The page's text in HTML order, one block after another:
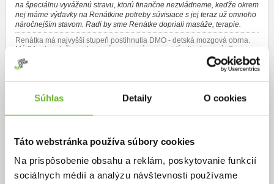
Súhlas Detaily O cookies
Táto webstránka používa súbory cookies
Na prispôsobenie obsahu a reklám, poskytovanie funkcií
sociálnych médií a analýzu návštevnosti používame
na špeciálnu vyváženú stravu, ktorú finančne nezvládneme, keďže okrem
nej máme výdavky na Renátkine potreby súvisiace s jej teraz už omnoho
náročnejším stavom. Radi by sme Renátke dopriali masáže, terapie.
Renátka má najvyšší stupeň postihnutia DMO - detská mozgová obrna.
Má 24 rokov..ležiaca, krmená, nerozpráva, nesedí, plienkovaná. Sama
nie je schopná žiadneho úkonu, so všetkým je odkázaná na moju
starostlivosť.. Má epilepsiu, reflux, nemá vyvinutý sací reflex-je krmená
mixovanou stravou. Má silnú skoliózu chrbta, deformita hrudného koša.
Tým má postláčane srdiečko, pĺúca, chrbtica sa stále viac
zakrivuje..Renátka má tým sťažené dýchanie. Je neustále zahlienená, čo
komplikuje každý priebeh choroby.
Renátka sa narodila s nízkou pôrodnou hmotnosťou. Po týždni v
schopná žiadneho úkonu. Nedokáže komunikovať, nevie sedieť, neudrží
dva mesiace je na antibiotikách. Má slabú imunitu, napriek užívaniu
každý deň usmieva, má rada prechádzky, plávanie, masáže, rozprávky..